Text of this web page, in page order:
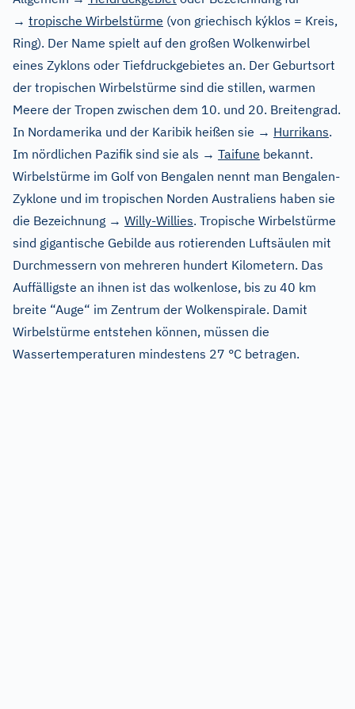
→ tropische Wirbelstürme (von griechisch kýklos = Kreis,
Ring). Der Name spielt auf den großen Wolkenwirbel
eines Zyklons oder Tiefdruckgebietes an. Der Geburtsort
der tropischen Wirbelstürme sind die stillen, warmen
Meere der Tropen zwischen dem 10. und 20. Breitengrad.
In Nordamerika und der Karibik heißen sie → Hurrikans.
Im nördlichen Pazifik sind sie als → Taifune bekannt.
Wirbelstürme im Golf von Bengalen nennt man Bengalen-
Zyklone und im tropischen Norden Australiens haben sie
die Bezeichnung → Willy-Willies. Tropische Wirbelstürme
sind gigantische Gebilde aus rotierenden Luftsäulen mit
Durchmessern von mehreren hundert Kilometern. Das
Auffälligste an ihnen ist das wolkenlose, bis zu 40 km
breite “Auge“ im Zentrum der Wolkenspirale. Damit
Wirbelstürme entstehen können, müssen die
Wassertemperaturen mindestens 27 °C betragen.